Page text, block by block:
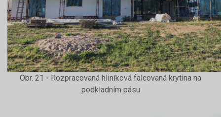
Obr. 21 - Rozpracovaná hliníková falcovaná krytina na
podkladním pásu